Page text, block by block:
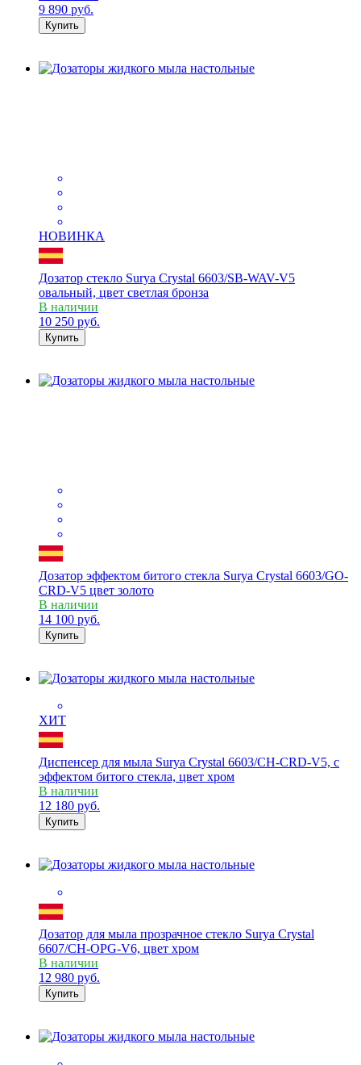
9 890 руб.
Купить
НОВИНКА
Дозатор стекло Surya Crystal 6603/SB-WAV-V5
овальный, цвет светлая бронза
В наличии
10 250 руб.
Купить
Дозатор эффектом битого стекла Surya Crystal 6603/GO-
CRD-V5 цвет золото
В наличии
14 100 руб.
Купить
ХИТ
Диспенсер для мыла Surya Crystal 6603/CH-CRD-V5, с
эффектом битого стекла, цвет хром
В наличии
12 180 руб.
Купить
Дозатор для мыла прозрачное стекло Surya Crystal
6607/CH-OPG-V6, цвет хром
В наличии
12 980 руб.
Купить